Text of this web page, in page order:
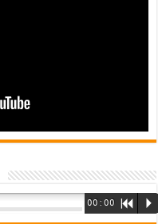
00:00 R P